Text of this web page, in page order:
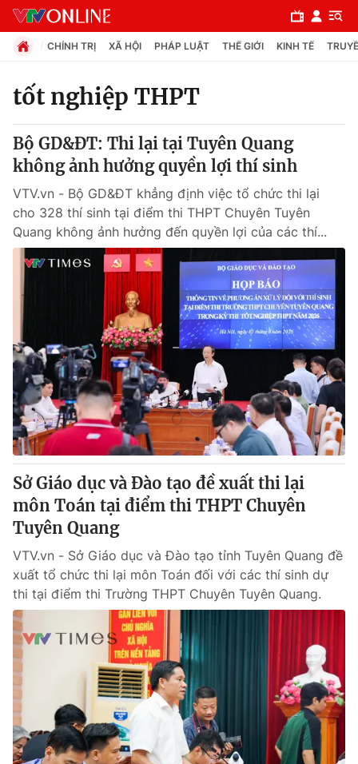
Chuyên mục
Chính trị
Xã hội
Pháp luật
Y tế
Thế giới
Tin tức
Thế giới đó đây
Câu chuyện quốc tế
Kinh tế
Tài chính
Thị trường
Góc doanh nghiệp
Dữ liệu và đời sống
Truyền hình
Phim VTV
Hậu trường
Nhân vật
Khán giả
Giải sao mai
Giải trí
Điện ảnh
Âm nhạc
Sao
Đời sống
Du lịch
Làm đẹp
Chất lượng cuộc sống
Giáo dục
Tuyển sinh
Học trực tuyến
Công nghệ
Hitech Công nghệ tương lai
Sản phẩm
Giao lưu trực tuyến
CHÍNH TRỊ XÃ HỘI PHÁP LUẬT THẾ GIỚI KINH TẾ
tốt nghiệp THPT
Bộ GD&ĐT: Thi lại tại Tuyên Quang
không ảnh hưởng quyền lợi thí sinh
VTV.vn - Bộ GD&ĐT khẳng định việc tổ chức thi lại
cho 328 thí sinh tại điểm thi THPT Chuyên Tuyên
Quang không ảnh hưởng đến quyền lợi của các thí...
Sở Giáo dục và Đào tạo đề xuất thi lại
môn Toán tại điểm thi THPT Chuyên
Tuyên Quang
VTV.vn - Sở Giáo dục và Đào tạo tỉnh Tuyên Quang đề
xuất tổ chức thi lại môn Toán đối với các thí sinh dự
thi tại điểm thi Trường THPT Chuyên Tuyên Quang.